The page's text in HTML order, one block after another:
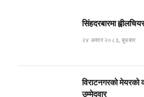
सिंहदरबारमा
२४ असार २०८३, बुधबार
विराटनगरको मेयरको
उम्मेदवार